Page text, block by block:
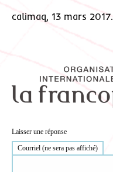
calimaq, 13 mars 2017.
Laisser une réponse
Courriel (ne sera pas affiché)